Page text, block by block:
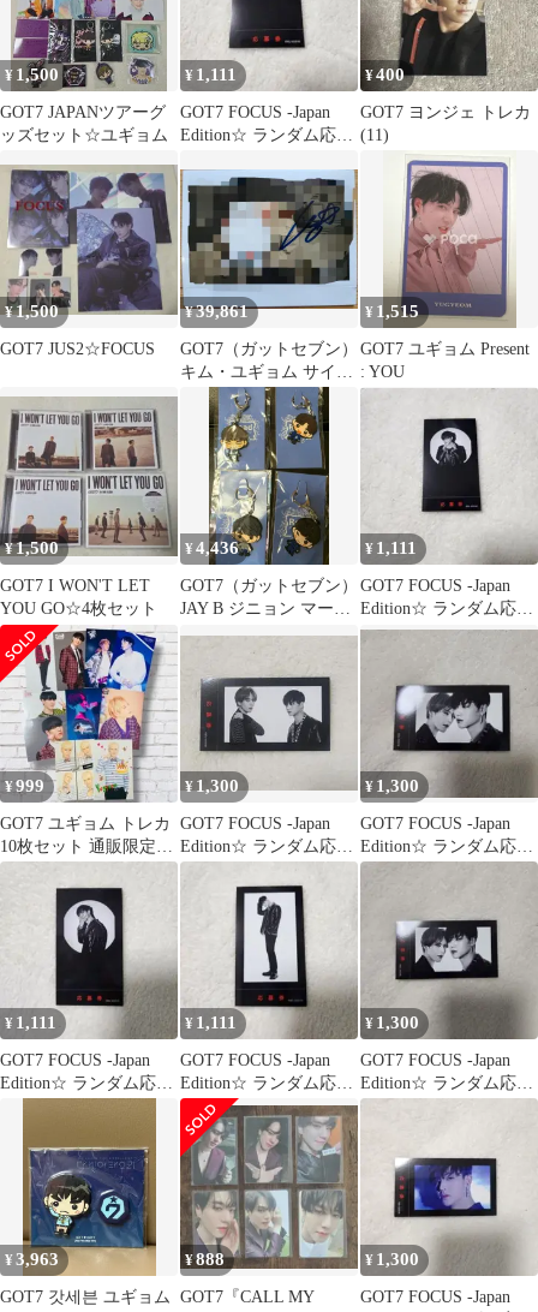
(HEPTAGON ver.)フォ
トカード
¥ 1,500
GOT7 JAPANツアーグ
ッズセット☆ユギョム
¥ 1,111
GOT7 FOCUS -Japan
Edition☆ ランダム応募
¥400
GOT7 ヨンジェ トレカ
(11)
¥1,500
GOT7 JUS2☆FOCUS
¥39,861
GOT7（ガットセブン）
キム・ユギョム サイン
チェキ ポラロイド 写真
出品
¥ 1,515
GOT7 ユギョム Present
: YOU
¥1,500
GOT7 I WON'T LET
YOU GO☆4枚セット
¥4,436
GOT7（ガットセブン）
JAY B ジニョン マーク
ユギョム キーホルダー
¥ 1,111
GOT7 FOCUS -Japan
Edition☆ ランダム応募
券④
¥999
GOT7 ユギョム トレカ
10枚セット 通販限定ト
レカ
¥ 1,300
GOT7 FOCUS -Japan
Edition☆ ランダム応募
券⑬
¥ 1,300
GOT7 FOCUS -Japan
Edition☆ ランダム応募
券⑫
¥ 1,111
GOT7 FOCUS -Japan
Edition☆ ランダム応募
¥ 1,111
GOT7 FOCUS -Japan
Edition☆ ランダム応募
券⑤
¥ 1,300
GOT7 FOCUS -Japan
Edition☆ ランダム応募
券⑪
¥3,963
GOT7 갓세븐 ユギョム
¥888
GOT7『CALL MY
¥ 1,300
GOT7 FOCUS -Japan